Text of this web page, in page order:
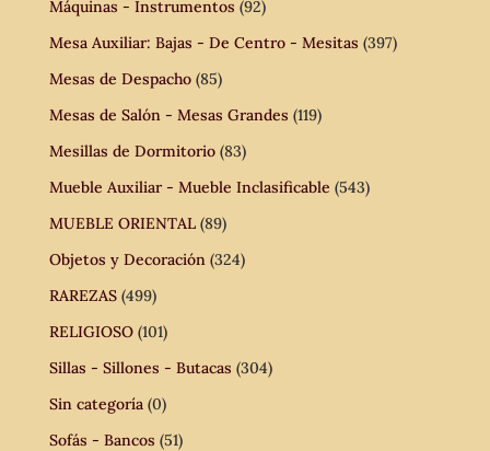
Máquinas - Instrumentos (92)
Mesa Auxiliar: Bajas - De Centro - Mesitas (397)
Mesas de Despacho (85)
Mesas de Salón - Mesas Grandes (119)
Mesillas de Dormitorio (83)
Mueble Auxiliar - Mueble Inclasificable (543)
MUEBLE ORIENTAL (89)
Objetos y Decoración (324)
RAREZAS (499)
RELIGIOSO (101)
Sillas - Sillones - Butacas (304)
Sin categoría (0)
Sofás - Bancos (51)